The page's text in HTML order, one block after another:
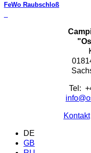
FeWo Raubschloß
Tel:
Kontakt|
DE
GB